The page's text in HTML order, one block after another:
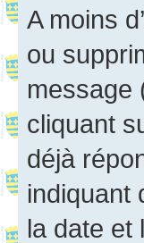
A moins
ou
message
cliquant
déjà
indiquant
la date et